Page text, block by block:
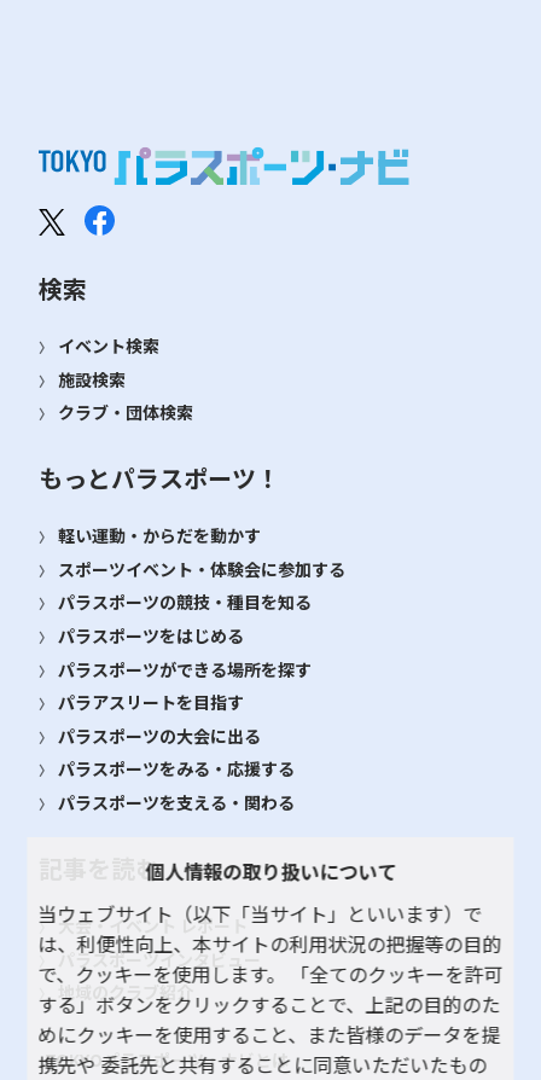
検索
イベント検索
施設検索
クラブ・団体検索
もっとパラスポーツ！
軽い運動・からだを動かす
スポーツイベント・体験会に参加する
パラスポーツの競技・種目を知る
パラスポーツをはじめる
パラスポーツができる場所を探す
パラアスリートを目指す
パラスポーツの大会に出る
パラスポーツをみる・応援する
パラスポーツを支える・関わる
記事を読む
大会・イベント レポート
パラスポーツインタビュー
地域のクラブ紹介
TOKYOパラスポーツ・ナビとは
個人情報の取り扱いについて
当ウェブサイト（以下「当サイト」といいます）で
は、利便性向上、本サイトの利用状況の把握等の目的
で、クッキーを使用します。 「全てのクッキーを許可
する」ボタンをクリックすることで、上記の目的のた
めにクッキーを使用すること、また皆様のデータを提
携先や 委託先と共有することに同意いただいたもの